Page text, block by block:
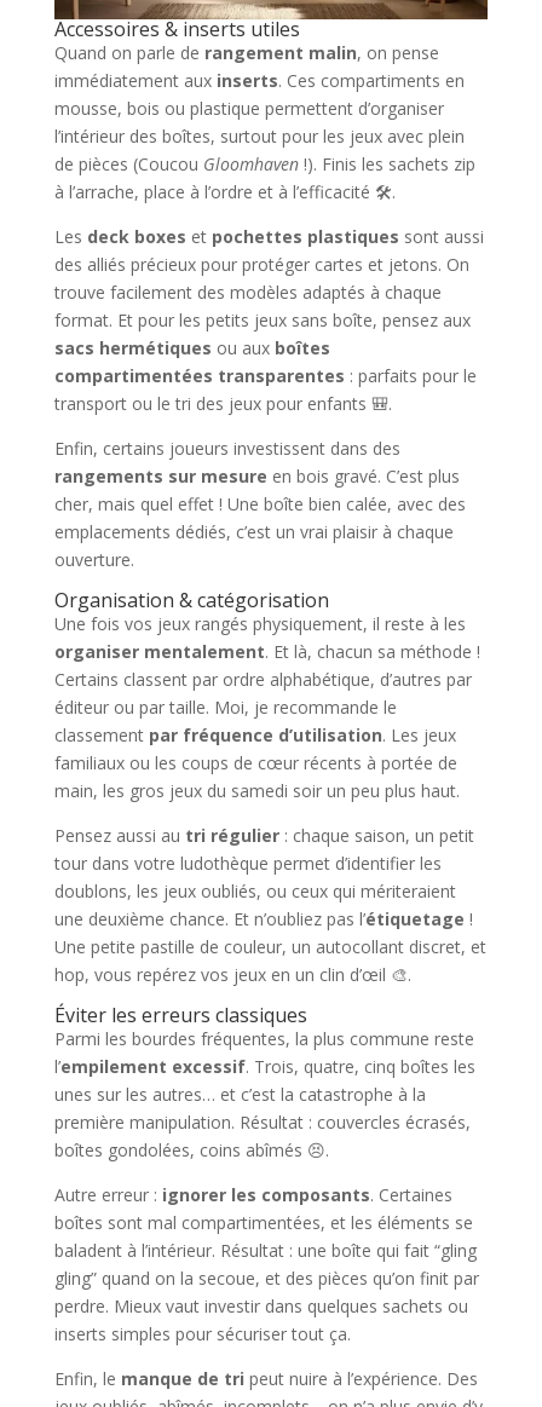
Accessoires & inserts utiles
Quand on parle de rangement malin, on pense
immédiatement aux inserts. Ces compartiments en
mousse, bois ou plastique permettent d’organiser
l’intérieur des boîtes, surtout pour les jeux avec plein
de pièces (Coucou Gloomhaven!). Finis les sachets zip
à l’arrache, place à l’ordre et à l’efficacité 🛠️.
Les deck boxes et pochettes plastiques sont aussi
des alliés précieux pour protéger cartes et jetons. On
trouve facilement des modèles adaptés à chaque
format. Et pour les petits jeux sans boîte, pensez aux
sacs hermétiques ou aux boîtes
compartimentées transparentes : parfaits pour le
transport ou le tri des jeux pour enfants 🎒.
Enfin, certains joueurs investissent dans des
rangements sur mesure en bois gravé. C’est plus
cher, mais quel effet ! Une boîte bien calée, avec des
emplacements dédiés, c’est un vrai plaisir à chaque
ouverture.
Organisation & catégorisation
Une fois vos jeux rangés physiquement, il reste à les
organiser mentalement. Et là, chacun sa méthode !
Certains classent par ordre alphabétique, d’autres par
éditeur ou par taille. Moi, je recommande le
classement par fréquence d’utilisation. Les jeux
familiaux ou les coups de cœur récents à portée de
main, les gros jeux du samedi soir un peu plus haut.
Pensez aussi au tri régulier: chaque saison, un petit
tour dans votre ludothèque permet d’identifier les
doublons, les jeux oubliés, ou ceux qui mériteraient
une deuxième chance. Et n’oubliez pas l’étiquetage !
Une petite pastille de couleur, un autocollant discret, et
hop, vous repérez vos jeux en un clin d’œil 🎨.
Éviter les erreurs classiques
Parmi les bourdes fréquentes, la plus commune reste
l’empilement excessif. Trois, quatre, cinq boîtes les
unes sur les autres… et c’est la catastrophe à la
première manipulation. Résultat : couvercles écrasés,
boîtes gondolées, coins abîmés 😣.
Autre erreur : ignorer les composants. Certaines
boîtes sont mal compartimentées, et les éléments se
baladent à l’intérieur. Résultat : une boîte qui fait “gling
gling” quand on la secoue, et des pièces qu’on finit par
perdre. Mieux vaut investir dans quelques sachets ou
inserts simples pour sécuriser tout ça.
Enfin, le manque de tri peut nuire à l’expérience. Des